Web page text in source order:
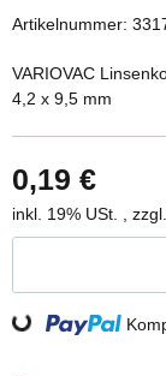
Artikelnummer:
VARIOVAC
4,2 x 9,5 mm
0,19 €
inkl. 19% USt. , zzgl.
Loading...